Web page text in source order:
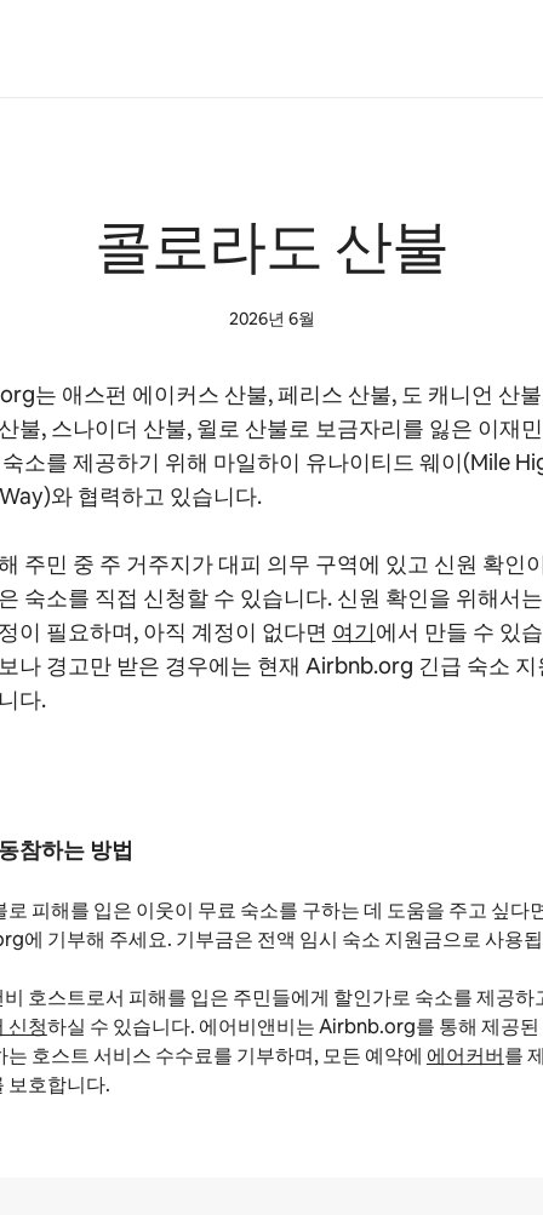
콜로라도 산불
2026년 6월
는 애스펀 에이커스 산불, 페리스 산불, 도 캐니언 산
불, 스나이더 산불, 윌로 산불로 보금자리를 잃은 이재
소를 제공하기 위해 마일하이 유나이티드 웨이(Mile
와 협력하고 있습니다.
주민 중 주 거주지가 대피 의무 구역에 있고 신원 확인
숙소를 직접 신청할 수 있습니다. 신원 확인을 위해서
이 필요하며, 아직 계정이 없다면 여기에서 만들 수 있
나 경고만 받은 경우에는 현재 Airbnb.org 긴급 숙소 지
다.
참하는 방법
로 피해를 입은 이웃이 무료 숙소를 구하는 데 도움을 주고 싶다
에 기부해 주세요. 기부금은 전액 임시 숙소 지원금으로 사용
호스트로서 피해를 입은 주민들에게 할인가로 숙소를 제공하
신청하실 수 있습니다. 에어비앤비는 Airbnb.org를 통해 제공된
는 호스트 서비스 수수료를 기부하며, 모든 예약에 에어커버를
보호합니다.